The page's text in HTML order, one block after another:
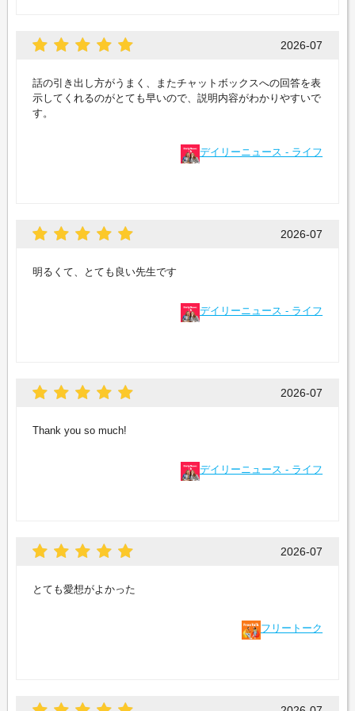
2026-07
話の引き出し方がうまく、またチャットボックスへの回答を表
示してくれるのがとても早いので、説明内容がわかりやすいで
す。
デイリーニュース - ライフ
2026-07
明るくて、とても良い先生です
デイリーニュース - ライフ
2026-07
Thank you so much!
デイリーニュース - ライフ
2026-07
とても愛想がよかった
フリートーク